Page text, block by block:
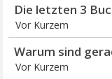
Die letzten 3
Vor Kurzem
Warum sind
Vor Kurzem